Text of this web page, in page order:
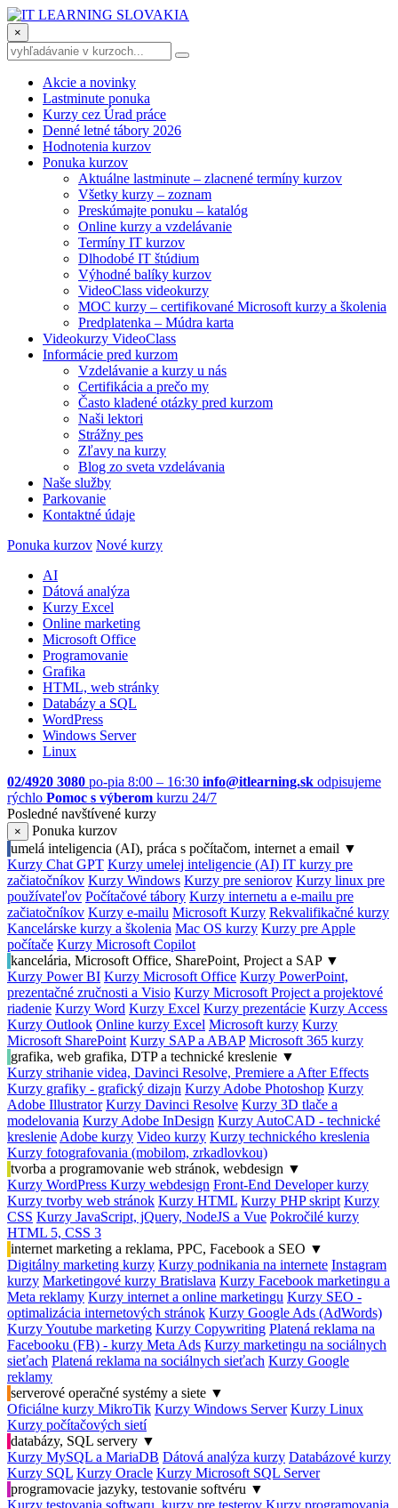
×
Akcie a novinky
Lastminute ponuka
Kurzy cez Úrad práce
Denné letné tábory 2026
Hodnotenia kurzov
Ponuka kurzov
Aktuálne lastminute – zlacnené termíny kurzov
Všetky kurzy – zoznam
Preskúmajte ponuku – katalóg
Online kurzy a vzdelávanie
Termíny IT kurzov
Dlhodobé IT štúdium
Výhodné balíky kurzov
VideoClass videokurzy
MOC kurzy – certifikované Microsoft kurzy a školenia
Predplatenka – Múdra karta
Videokurzy VideoClass
Informácie pred kurzom
Vzdelávanie a kurzy u nás
Certifikácia a prečo my
Často kladené otázky pred kurzom
Naši lektori
Strážny pes
Zľavy na kurzy
Blog zo sveta vzdelávania
Naše služby
Parkovanie
Kontaktné údaje
Ponuka kurzov Nové kurzy
AI
Dátová analýza
Kurzy Excel
Online marketing
Microsoft Office
Programovanie
Grafika
HTML, web stránky
Databázy a SQL
WordPress
Windows Server
Linux
02/4920 3080 po-pia 8:00 – 16:30 info@itlearning.sk odpisujeme
rýchlo Pomoc s výberom kurzu 24/7
Posledné navštívené kurzy
×
Ponuka kurzov
umelá inteligencia (AI), práca s počítačom, internet a email ▼
Kurzy Chat GPT Kurzy umelej inteligencie (AI) IT kurzy pre
začiatočníkov Kurzy Windows Kurzy pre seniorov Kurzy linux pre
používateľov Počítačové tábory Kurzy internetu a e-mailu pre
začiatočníkov Kurzy e-mailu Microsoft Kurzy Rekvalifikačné kurzy
Kancelárske kurzy a školenia Mac OS kurzy Kurzy pre Apple
počítače Kurzy Microsoft Copilot
kancelária, Microsoft Office, SharePoint, Project a SAP ▼
Kurzy Power BI Kurzy Microsoft Office Kurzy PowerPoint,
prezentačné zručnosti a Visio Kurzy Microsoft Project a projektové
riadenie Kurzy Word Kurzy Excel Kurzy prezentácie Kurzy Access
Kurzy Outlook Online kurzy Excel Microsoft kurzy Kurzy
Microsoft SharePoint Kurzy SAP a ABAP Microsoft 365 kurzy
grafika, web grafika, DTP a technické kreslenie ▼
Kurzy strihanie videa, Davinci Resolve, Premiere a After Effects
Kurzy grafiky - grafický dizajn Kurzy Adobe Photoshop Kurzy
Adobe Illustrator Kurzy Davinci Resolve Kurzy 3D tlače a
modelovania Kurzy Adobe InDesign Kurzy AutoCAD - technické
kreslenie Adobe kurzy Video kurzy Kurzy technického kreslenia
Kurzy fotografovania (mobilom, zrkadlovkou)
tvorba a programovanie web stránok, webdesign ▼
Kurzy WordPress Kurzy webdesign Front-End Developer kurzy
Kurzy tvorby web stránok Kurzy HTML Kurzy PHP skript Kurzy
CSS Kurzy JavaScript, jQuery, NodeJS a Vue Pokročilé kurzy
HTML 5, CSS 3
internet marketing a reklama, PPC, Facebook a SEO ▼
Digitálny marketing kurzy Kurzy podnikania na internete Instagram
kurzy Marketingové kurzy Bratislava Kurzy Facebook marketingu a
Meta reklamy Kurzy internet a online marketingu Kurzy SEO -
optimalizácia internetových stránok Kurzy Google Ads (AdWords)
Kurzy Youtube marketing Kurzy Copywriting Platená reklama na
Facebooku (FB) - kurzy Meta Ads Kurzy marketingu na sociálnych
sieťach Platená reklama na sociálnych sieťach Kurzy Google
reklamy
serverové operačné systémy a siete ▼
Oficiálne kurzy MikroTik Kurzy Windows Server Kurzy Linux
Kurzy počítačových sietí
databázy, SQL servery ▼
Kurzy MySQL a MariaDB Dátová analýza kurzy Databázové kurzy
Kurzy SQL Kurzy Oracle Kurzy Microsoft SQL Server
programovacie jazyky, testovanie softvéru ▼
Kurzy testovania softwaru, kurzy pre testerov Kurzy programovania